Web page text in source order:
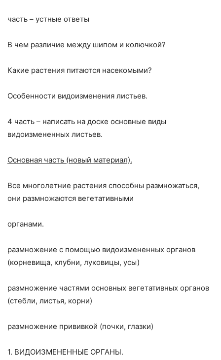
часть – устные ответы
В чем различие между шипом и колючкой?
Какие растения питаются насекомыми?
Особенности видоизменения листьев.
4 часть – написать на доске основные виды
видоизмененных листьев.
Основная часть (новый материал).
Все многолетние растения способны размножаться,
они размножаются вегетативными
органами.
размножение с помощью видоизмененных органов
(корневища, клубни, луковицы, усы)
размножение частями основных вегетативных органов
(стебли, листья, корни)
размножение прививкой (почки, глазки)
1. ВИДОИЗМЕНЕННЫЕ ОРГАНЫ.